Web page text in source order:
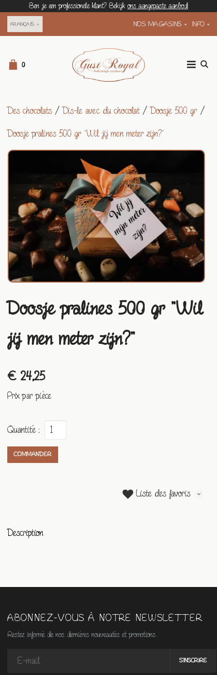
Ben je een professionele klant? Bekijk ons aangepaste aanbod
FRANÇAIS NOS MAGASINS INFO
0
Des chocolats / Dis-le avec du chocolat/ Doosje 500 gr /
Doosje pralines 500 gr "Wil jij men meter zijn?"
Doosje pralines 500 gr "Wil
jij men meter zijn?"
€ 24,25
Prix par pièce
Quantité :
COMMANDER
Liste des favoris
Description
ABONNEZ-VOUS À NOTRE NEWSLETTER
Restez informé de nos dernières nouveautés et promotions.